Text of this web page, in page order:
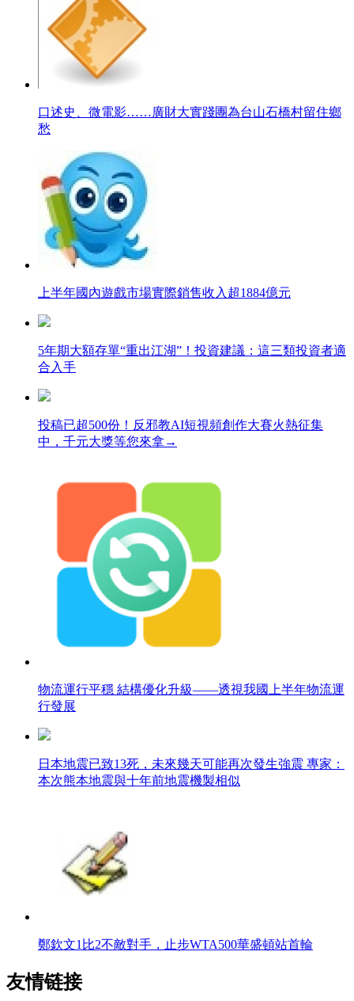
口述史、微電影……廣財大實踐團為台山石橋村留住鄉
愁
上半年國內遊戲市場實際銷售收入超1884億元
5年期大額存單“重出江湖”！投資建議：這三類投資者適
合入手
投稿已超500份！反邪教AI短視頻創作大賽火熱征集
中，千元大獎等您來拿→
物流運行平穩 結構優化升級——透視我國上半年物流運
行發展
日本地震已致13死，未來幾天可能再次發生強震 專家：
本次熊本地震與十年前地震機製相似
鄭欽文1比2不敵對手，止步WTA500華盛頓站首輪
友情链接